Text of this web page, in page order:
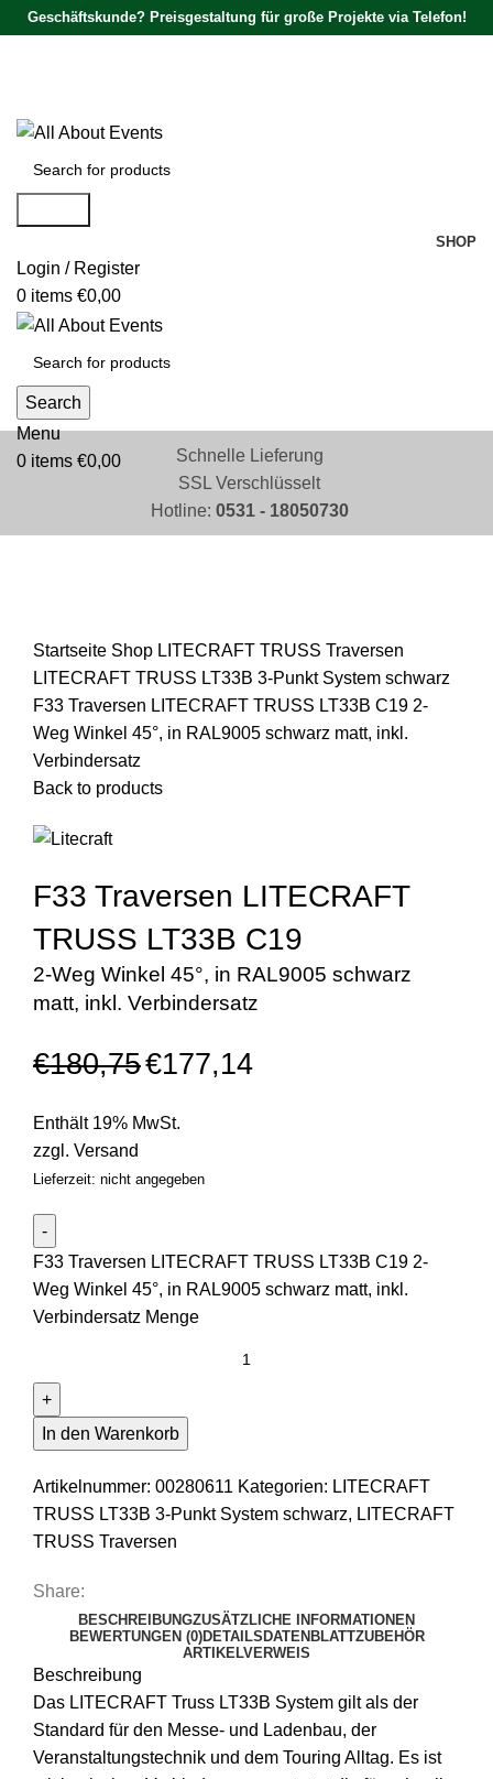
Geschäftskunde? Preisgestaltung für große Projekte via Telefon!
SHOP
Login / Register
0 items €0,00
Search
Menu
0 items €0,00
Schnelle Lieferung
SSL Verschlüsselt
Hotline: 0531 - 18050730
Startseite Shop LITECRAFT TRUSS Traversen
LITECRAFT TRUSS LT33B 3-Punkt System schwarz
F33 Traversen LITECRAFT TRUSS LT33B C19 2-
Weg Winkel 45°, in RAL9005 schwarz matt, inkl.
Verbindersatz
Back to products
F33 Traversen LITECRAFT
TRUSS LT33B C19
2-Weg Winkel 45°, in RAL9005 schwarz
matt, inkl. Verbindersatz
€180,75€177,14
Enthält 19% MwSt.
zzgl. Versand
Lieferzeit: nicht angegeben
F33 Traversen LITECRAFT TRUSS LT33B C19 2-
Weg Winkel 45°, in RAL9005 schwarz matt, inkl.
Verbindersatz Menge
In den Warenkorb
Artikelnummer: 00280611 Kategorien: LITECRAFT
TRUSS LT33B 3-Punkt System schwarz, LITECRAFT
TRUSS Traversen
Share:
BESCHREIBUNGZUSÄTZLICHE INFORMATIONEN
BEWERTUNGEN (0)DETAILS DATENBLATTZUBEHÖR
ARTIKELVERWEIS
Beschreibung
Das LITECRAFT Truss LT33B System gilt als der
Standard für den Messe- und Ladenbau, der
Veranstaltungstechnik und dem Touring Alltag. Es ist